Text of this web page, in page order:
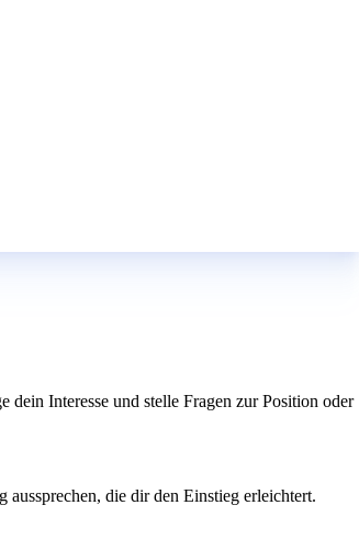
Interesse und stelle Fragen zur Position oder
die dir den Einstieg erleichtert.